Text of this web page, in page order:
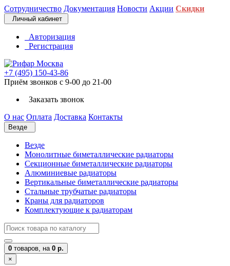
Сотрудничество Документация Новости Акции Скидки
Личный кабинет
Авторизация
Регистрация
+7 (495) 150-43-86
Приём звонков с 9-00 до 21-00
Заказать звонок
О нас Оплата Доставка Контакты
Везде
Везде
Монолитные биметаллические радиаторы
Секционные биметаллические радиаторы
Алюминиевые радиаторы
Вертикальные биметаллические радиаторы
Стальные трубчатые радиаторы
Краны для радиаторов
Комплектующие к радиаторам
0 товаров, на 0 р.
×